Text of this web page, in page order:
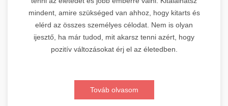
mindent, amire szükséged van ahhoz, hogy kitarts és
elérd az összes személyes célodat. Nem is olyan
ijesztő, ha már tudod, mit akarsz tenni azért, hogy
pozitív változásokat érj el az életedben.
Továb olvasom